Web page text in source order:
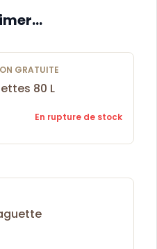
GRATUITE
80 L
En rupture de stock